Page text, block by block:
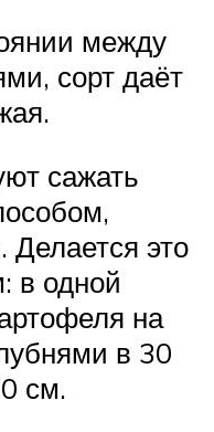
между
сорт даёт
сажать
это
в одной
на
в 30
см.